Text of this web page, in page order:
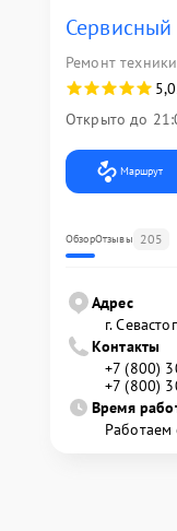
Ремонт
5,0
Открыто до
Маршрут
ОбзорОтзывы 205
Адрес
г.
Контакты
+7 (800)
+7 (800)
Время